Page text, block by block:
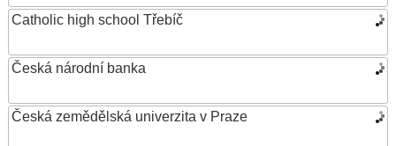
Catholic high school Třebíč
Česká národní banka
Česká zemědělská univerzita v Praze